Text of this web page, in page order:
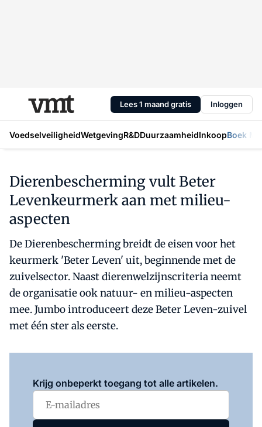
Lees 1 maand gratis Inloggen
VoedselveiligheidWetgevingR&DDuurzaamheidInkoopBoek
Dierenbescherming vult Beter
Levenkeurmerk aan met milieu-
aspecten
De Dierenbescherming breidt de eisen voor het
keurmerk 'Beter Leven' uit, beginnende met de
zuivelsector. Naast dierenwelzijnscriteria neemt
de organisatie ook natuur- en milieu-aspecten
mee. Jumbo introduceert deze Beter Leven-zuivel
met één ster als eerste.
Krijg onbeperkt toegang tot alle artikelen.